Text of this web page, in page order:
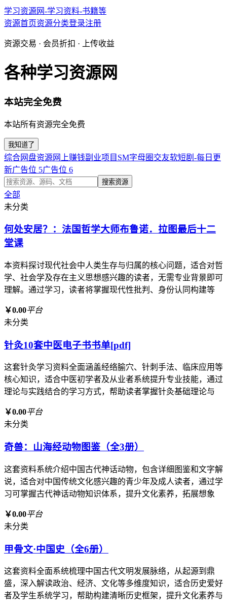
学习资源网-学习资料-书籍等
资源首页资源分类登录注册
资源交易 · 会员折扣 · 上传收益
各种学习资源网
本站完全免费
本站所有资源完全免费
我知道了
综合网盘资源 网上赚钱副业项目 SM字母圈交友软短剧-每日更
新广告位 5广告位 6
搜索资源
全部
未分类
何处安居？：法国哲学大师布鲁诺．拉图最后十二
堂课
本资料探讨现代社会中人类生存与归属的核心问题，适合对哲
学、社会学及存在主义思想感兴趣的读者，无需专业背景即可
理解。通过学习，读者将掌握现代性批判、身份认同构建等
￥0.00平台
未分类
针灸10套中医电子书书单[pdf]
这套针灸学习资料全面涵盖经络腧穴、针刺手法、临床应用等
核心知识，适合中医初学者及从业者系统提升专业技能，通过
理论与实践结合的学习方式，帮助读者掌握针灸基础理论与
￥0.00平台
未分类
奇兽：山海经动物图鉴（全3册）
这套资料系统介绍中国古代神话动物，包含详细图鉴和文字解
说，适合对中国传统文化感兴趣的青少年及成人读者，通过学
习可掌握古代神话动物知识体系，提升文化素养，拓展想象
￥0.00平台
未分类
甲骨文·中国史（全6册）
这套资料全面系统梳理中国古代文明发展脉络，从起源到鼎
盛，深入解读政治、经济、文化等多维度知识，适合历史爱好
者及学生系统学习，帮助构建清晰历史框架，提升文化素养与